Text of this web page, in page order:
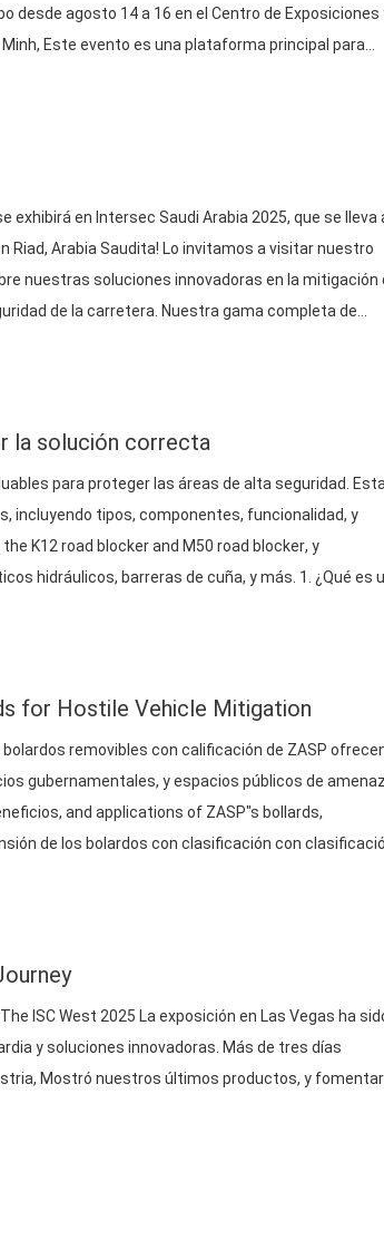
desde agosto 14 a 16 en el Centro de Exposiciones
Este evento es una plataforma principal para…
en Intersec Saudi Arabia 2025, que se lleva
Riad, Arabia Saudita! Lo invitamos a visitar nuestro
nuestras soluciones innovadoras en la mitigación
de la carretera. Nuestra gama completa de
la solución correcta
para proteger las áreas de alta seguridad. Esta
incluyendo tipos, componentes, funcionalidad, y
K12 road blocker and M50 road blocker, y
hidráulicos, barreras de cuña, y más. 1. ¿Qué es
for Hostile Vehicle Mitigation
removibles con calificación de ZASP
gubernamentales, y espacios públicos de
and applications of ZASP"s bollards,
de los bolardos con clasificación con
ISC West 2025 La exposición en Las Vegas ha
y soluciones innovadoras. Más de tres días
Mostró nuestros últimos productos, y